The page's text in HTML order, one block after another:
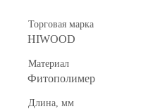
Торговая марка
HIWOOD
Материал
Фитополимер
Длина, мм